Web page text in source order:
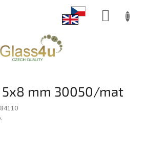
5x8 mm 30050/mat